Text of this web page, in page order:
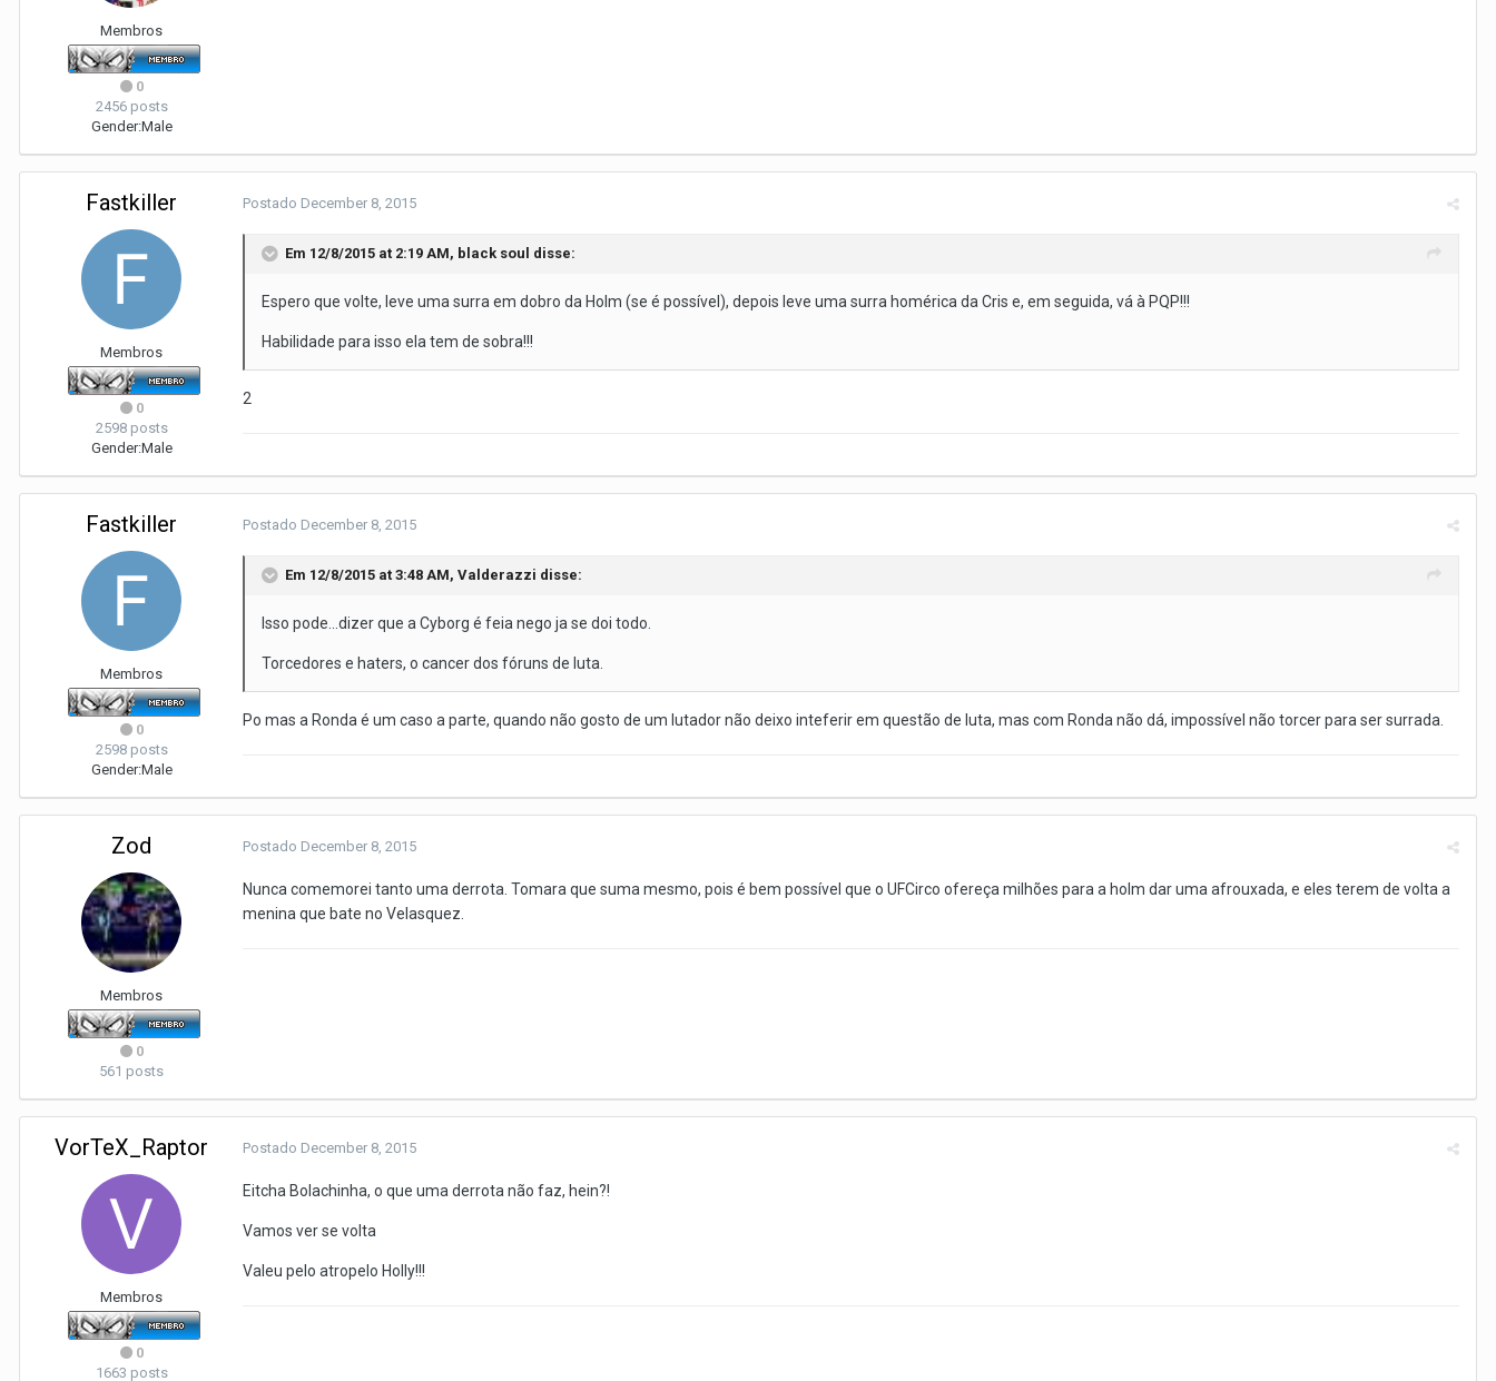
Membros
0
2456 posts
Gender:Male
Fastkiller
Membros
0
2598 posts
Gender:Male
Postado December 8, 2015
Em 12/8/2015 at 2:19 AM, black soul disse:
Espero que volte, leve uma surra em dobro da Holm (se é possível), depois leve uma surra homérica da Cris e, em seguida, vá à PQP!!!
Habilidade para isso ela tem de sobra!!!
2
Fastkiller
Membros
0
2598 posts
Gender:Male
Postado December 8, 2015
Em 12/8/2015 at 3:48 AM, Valderazzi disse:
Isso pode...dizer que a Cyborg é feia nego ja se doi todo.
Torcedores e haters, o cancer dos fóruns de luta.
Po mas a Ronda é um caso a parte, quando não gosto de um lutador não deixo inteferir em questão de luta, mas com Ronda não dá, impossível não torcer para ser surrada.
Zod
Membros
0
561 posts
Postado December 8, 2015
Nunca comemorei tanto uma derrota. Tomara que suma mesmo, pois é bem possível que o UFCirco ofereça milhões para a holm dar uma afrouxada, e eles terem de volta a
menina que bate no Velasquez.
VorTeX_Raptor
Membros
0
1663 posts
Postado December 8, 2015
Eitcha Bolachinha, o que uma derrota não faz, hein?!
Vamos ver se volta
Valeu pelo atropelo Holly!!!